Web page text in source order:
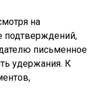
на
подтверждений,
письменное
удержания. К